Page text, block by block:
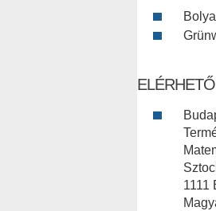
1111